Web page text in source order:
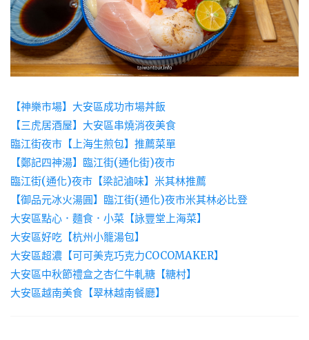
【神樂市場】大安區成功市場丼飯
【三虎居酒屋】大安區串燒消夜美食
臨江街夜市【上海生煎包】推薦菜單
【鄭記四神湯】臨江街(通化街)夜市
臨江街(通化)夜市【梁記滷味】米其林推薦
【御品元冰火湯圓】臨江街(通化)夜市米其林必比登
大安區點心．麵食．小菜【詠豐堂上海菜】
大安區好吃【杭州小籠湯包】
大安區超濃【可可美克巧克力COCOMAKER】
大安區中秋節禮盒之杏仁牛軋糖【糖村】
大安區越南美食【翠林越南餐廳】